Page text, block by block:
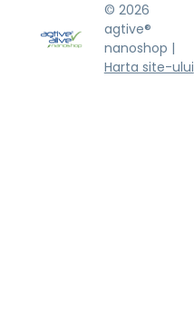
© 2026
agtive®
nanoshop |
Harta site-ului